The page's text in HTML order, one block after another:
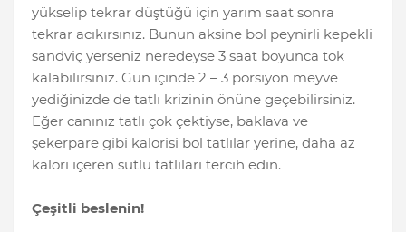
yükselip tekrar düştüğü için yarım saat sonra
tekrar acıkırsınız. Bunun aksine bol peynirli kepekli
sandviç yerseniz neredeyse 3 saat boyunca tok
kalabilirsiniz. Gün içinde 2 – 3 porsiyon meyve
yediğinizde de tatlı krizinin önüne geçebilirsiniz.
Eğer canınız tatlı çok çektiyse, baklava ve
şekerpare gibi kalorisi bol tatlılar yerine, daha az
kalori içeren sütlü tatlıları tercih edin.
Çeşitli beslenin!